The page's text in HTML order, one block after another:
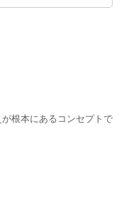
根本にあるコンセプトで